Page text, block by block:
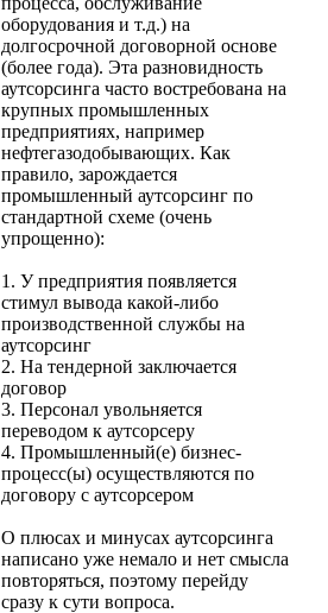
оборудования и т.д.) на
долгосрочной договорной основе
(более года). Эта разновидность
аутсорсинга часто востребована на
крупных промышленных
предприятиях, например
нефтегазодобывающих. Как
правило, зарождается
промышленный аутсорсинг по
стандартной схеме (очень
упрощенно):
1. У предприятия появляется
стимул вывода какой-либо
производственной службы на
аутсорсинг
2. На тендерной заключается
договор
3. Персонал увольняется
переводом к аутсорсеру
4. Промышленный(е) бизнес-
процесс(ы) осуществляются по
договору с аутсорсером
О плюсах и минусах аутсорсинга
написано уже немало и нет смысла
повторяться, поэтому перейду
сразу к сути вопроса.